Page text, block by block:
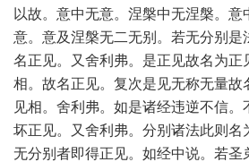
以故。意中无意。涅槃中无涅槃。
意。意及涅槃无二无别。若无分别是
名正见。又舍利弗。是正见故名为正
相。故名正见。复次是见无称无量故
见相。舍利弗。如是诸经违逆不信。
坏正见。又舍利弗。分别诸法此则名
无分别者即得正见。如经中说。若圣